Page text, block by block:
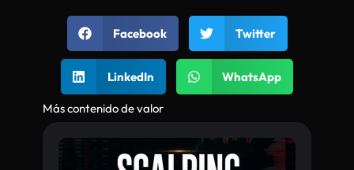
Facebook Twitter
LinkedIn WhatsApp
Más contenido de valor